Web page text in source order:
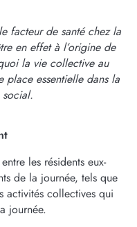
facteur de santé chez la
en effet à l’origine de
la vie collective au
place essentielle dans la
les résidents eux-
de la journée, tels que
activités collectives qui
journée.